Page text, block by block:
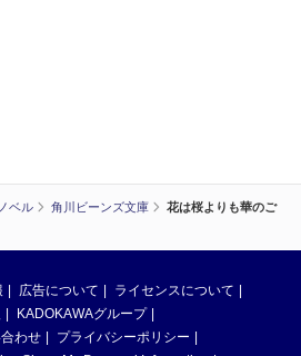
ベル 角川ビーンズ文庫
花は桜よりも華のご
広告について
ライセンスについて
KADOKAWAグループ
わせ
プライバシーポリシー